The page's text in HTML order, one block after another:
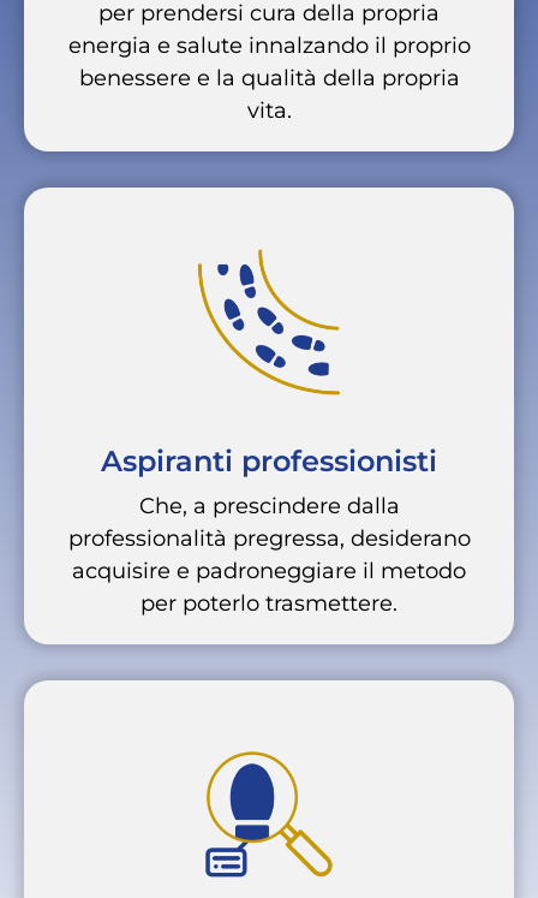
per prendersi cura della propria
energia e salute innalzando il proprio
benessere e la qualità della propria
vita.
Aspiranti professionisti
Che, a prescindere dalla
professionalità pregressa, desiderano
acquisire e padroneggiare il metodo
per poterlo trasmettere.